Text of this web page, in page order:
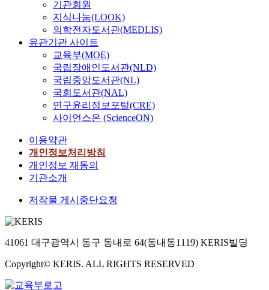
기관회원
지식나눔(LOOK)
의학전자도서관(MEDLIS)
유관기관 사이트
교육부(MOE)
국립장애인도서관(NLD)
국립중앙도서관(NL)
국회도서관(NAL)
연구윤리정보포털(CRE)
사이언스온 (ScienceON)
이용약관
개인정보처리방침
개인정보 재동의
기관소개
저작물 게시중단요청
41061 대구광역시 동구 동내로 64(동내동1119) KERIS빌딩
Copyright© KERIS. ALL RIGHTS RESERVED